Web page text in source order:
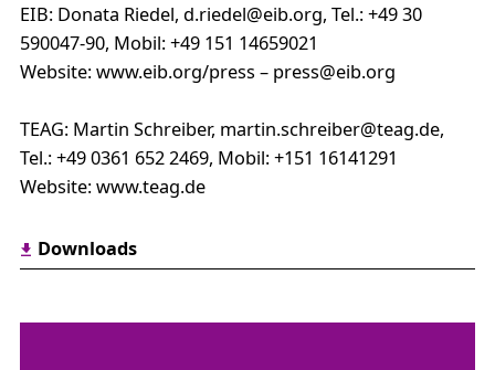
EIB: Donata Riedel, d.riedel@eib.org, Tel.: +49 30
590047-90, Mobil: +49 151 14659021
Website: www.eib.org/press – press@eib.org
TEAG: Martin Schreiber, martin.schreiber@teag.de,
Tel.: +49 0361 652 2469, Mobil: +151 16141291
Website: www.teag.de
Downloads